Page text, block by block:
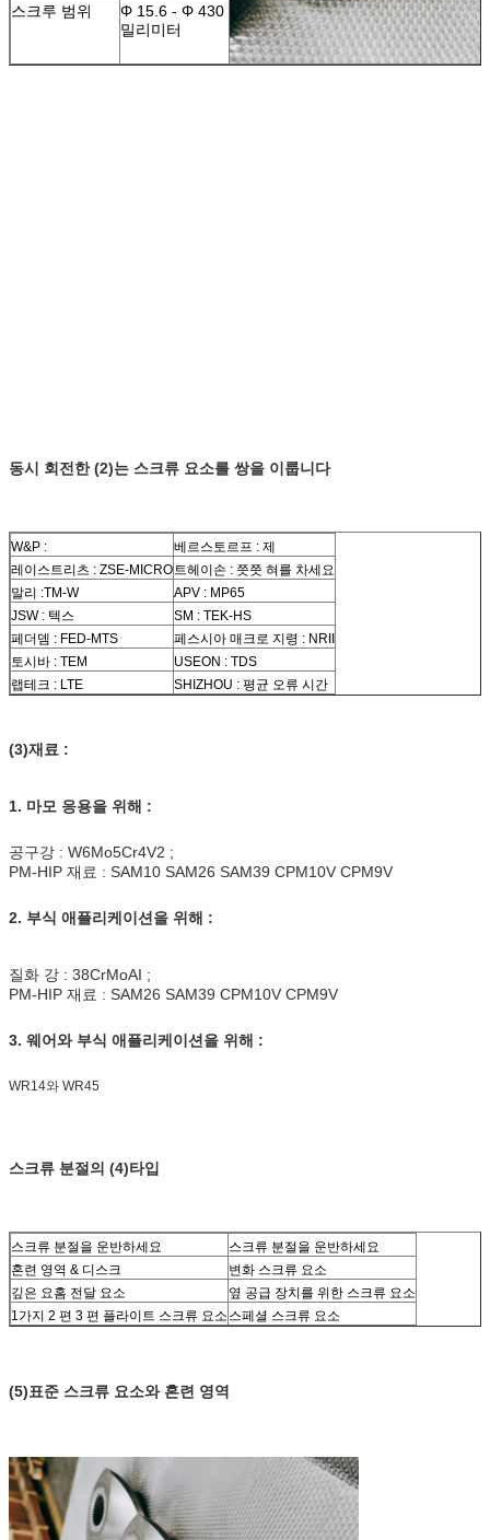
스크루 범위
Φ 15.6 - Φ 430
밀리미터
동시 회전한 (2)는 스크류 요소를 쌍을 이룹니다
W&P :
베르스토르프 : 제
레이스트리츠 : ZSE-MICRO트헤이손 : 쯧쯧 혀를 차세요
말리 :TM-W
APV : MP65
JSW : 텍스
SM : TEK-HS
페더뎀 : FED-MTS
페스시아 매크로 지령 : NRII
토시바 : TEM
USEON : TDS
랩테크 : LTE
SHIZHOU : 평균 오류 시간
(3)재료 :
1. 마모 응용을 위해 :
공구강 : W6Mo5Cr4V2 ;
PM-HIP 재료 : SAM10 SAM26 SAM39 CPM10V CPM9V
2. 부식 애플리케이션을 위해 :
질화 강 : 38CrMoAI ;
PM-HIP 재료 : SAM26 SAM39 CPM10V CPM9V
3. 웨어와 부식 애플리케이션을 위해 :
WR14와 WR45
스크류 분절의 (4)타입
스크류 분절을 운반하세요
스크류 분절을 운반하세요
혼련 영역 & 디스크
변화 스크류 요소
깊은 요홈 전달 요소
옆 공급 장치를 위한 스크류 요소
1가지 2 편 3 편 플라이트 스크류 요소 스페셜 스크류 요소
(5)표준 스크류 요소와 혼련 영역